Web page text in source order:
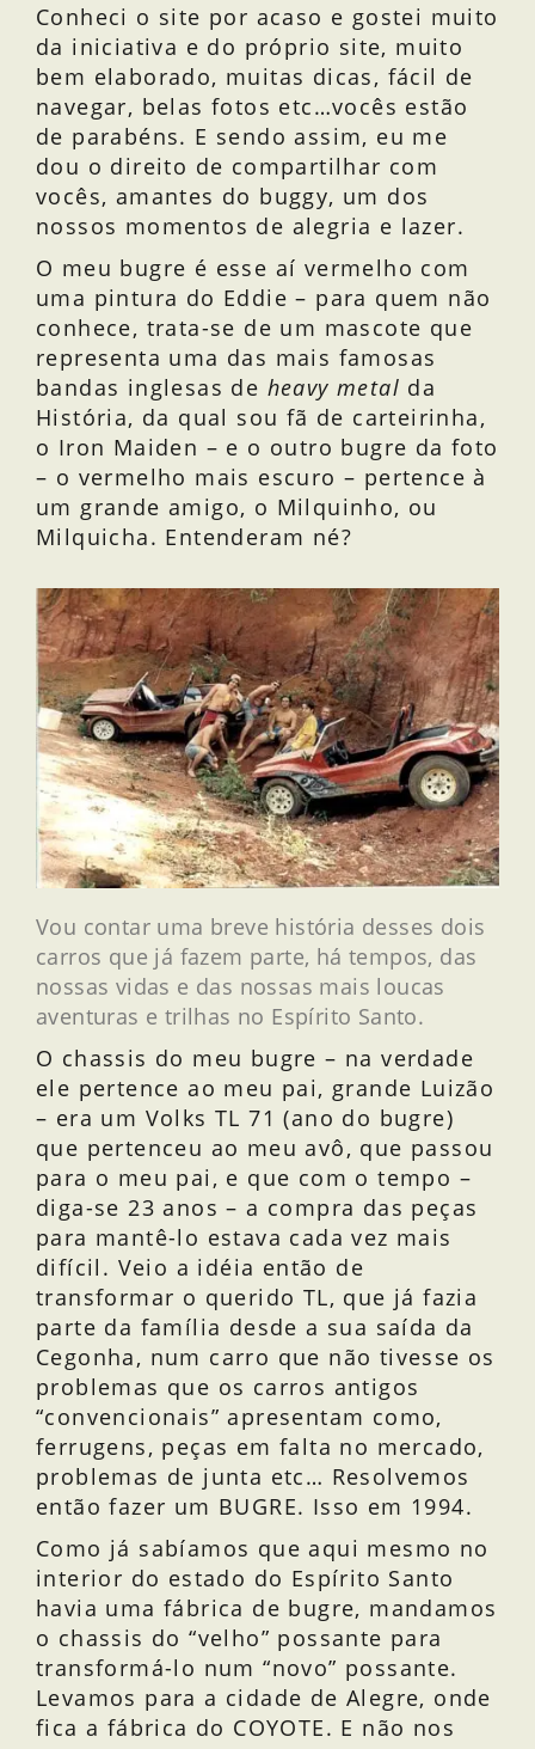
Conheci o site por acaso e gostei muito
da iniciativa e do próprio site, muito
bem elaborado, muitas dicas, fácil de
navegar, belas fotos etc…vocês estão
de parabéns. E sendo assim, eu me
dou o direito de compartilhar com
vocês, amantes do buggy, um dos
nossos momentos de alegria e lazer.
O meu bugre é esse aí vermelho com
uma pintura do Eddie – para quem não
conhece, trata-se de um mascote que
representa uma das mais famosas
bandas inglesas de heavy metal da
História, da qual sou fã de carteirinha,
o Iron Maiden – e o outro bugre da foto
– o vermelho mais escuro – pertence à
um grande amigo, o Milquinho, ou
Milquicha. Entenderam né?
Vou contar uma breve história desses dois
carros que já fazem parte, há tempos, das
nossas vidas e das nossas mais loucas
aventuras e trilhas no Espírito Santo.
O chassis do meu bugre – na verdade
ele pertence ao meu pai, grande Luizão
– era um Volks TL 71 (ano do bugre)
que pertenceu ao meu avô, que passou
para o meu pai, e que com o tempo –
diga-se 23 anos – a compra das peças
para mantê-lo estava cada vez mais
difícil. Veio a idéia então de
transformar o querido TL, que já fazia
parte da família desde a sua saída da
Cegonha, num carro que não tivesse os
problemas que os carros antigos
“convencionais” apresentam como,
ferrugens, peças em falta no mercado,
problemas de junta etc… Resolvemos
então fazer um BUGRE. Isso em 1994.
Como já sabíamos que aqui mesmo no
interior do estado do Espírito Santo
havia uma fábrica de bugre, mandamos
o chassis do “velho” possante para
transformá-lo num “novo” possante.
Levamos para a cidade de Alegre, onde
fica a fábrica do COYOTE. E não nos